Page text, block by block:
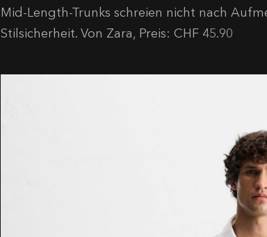
Mid-Length-Trunks schreien nicht nach
Stilsicherheit. Von Zara, Preis: CHF 45.90